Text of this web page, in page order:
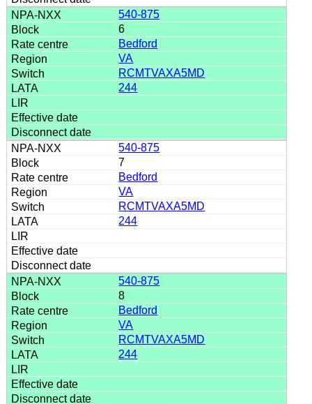
540-875
6
Bedford
VA
RCMTVAXA5MD
244
540-875
7
Bedford
VA
RCMTVAXA5MD
244
540-875
8
Bedford
VA
RCMTVAXA5MD
244